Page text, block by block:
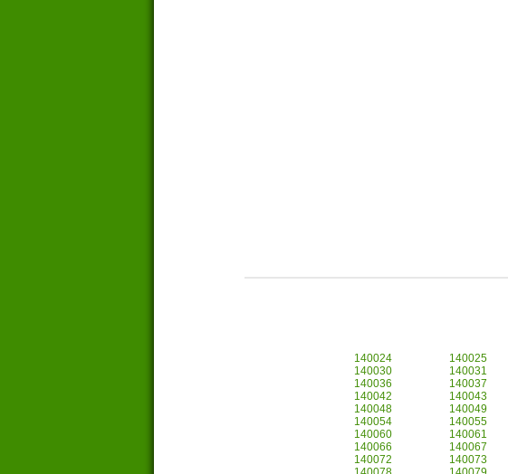
140024 140025
140030
140031
140036
140037
140042
140043
140048
140049
140054
140055
140060
140061
140066
140067
140072
140073